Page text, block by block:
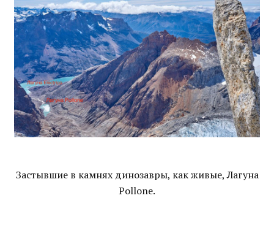
Застывшие в камнях динозавры, как живые, Лагуна
Pollone.